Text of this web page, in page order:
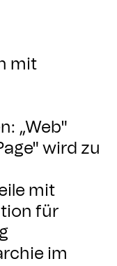
mit
„Web"
wird zu
mit
für
im